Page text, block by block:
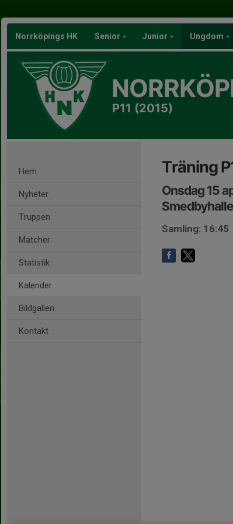
Norrköpings HK Senior Junior Ungdom
P11 (2015)
Hem
Nyheter
Truppen
Matcher
Statistik
Kalender
Bildgalleri
Kontakt
Träning
Onsdag 15
Samling: 16:45